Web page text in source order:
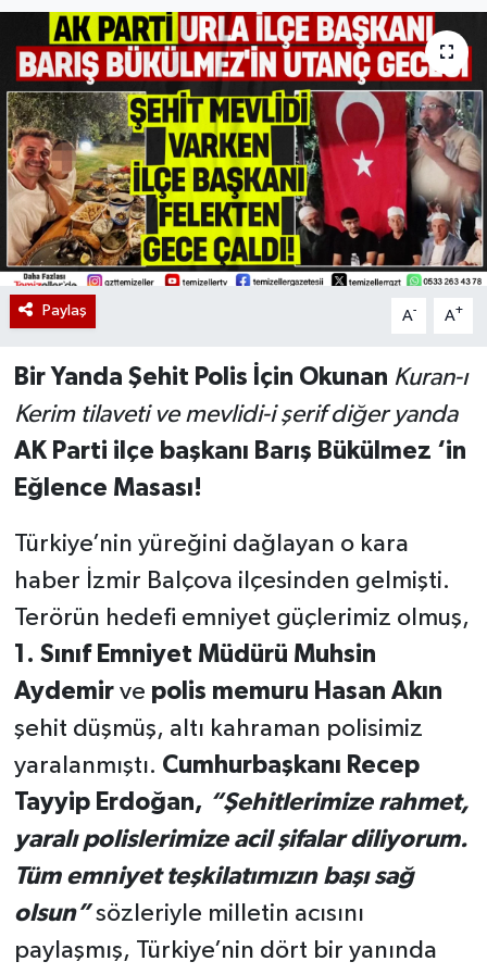
Paylaş A- A+
Bir Yanda Şehit Polis İçin Okunan Kuran-ı
Kerim tilaveti ve mevlidi-i şerif diğer yanda
AK Parti ilçe başkanı Barış Bükülmez ‘in
Eğlence Masası!
Türkiye’nin yüreğini dağlayan o kara
haber İzmir Balçova ilçesinden gelmişti.
Terörün hedefi emniyet güçlerimiz olmuş,
1. Sınıf Emniyet Müdürü Muhsin
Aydemirve polis memuru Hasan Akın
şehit düşmüş, altı kahraman polisimiz
yaralanmıştı. Cumhurbaşkanı Recep
Tayyip Erdoğan, “Şehitlerimize rahmet,
yaralı polislerimize acil şifalar diliyorum.
Tüm emniyet teşkilatımızın başı sağ
olsun”sözleriyle milletin acısını
paylaşmış, Türkiye’nin dört bir yanında